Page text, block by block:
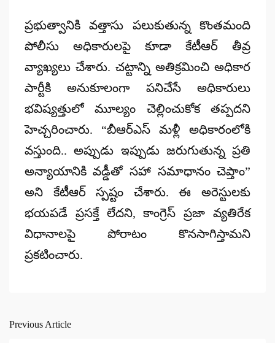
ప్రభుత్వానికి వత్తాసు పలుకుతున్న కొంతమంది
పోలీసు అధికారులపై కూడా కేటీఆర్ తీవ్ర
వ్యాఖ్యలు చేశారు. చట్టాన్ని అతిక్రమించి అధికార
పార్టీకి అనుకూలంగా పనిచేసే అధికారులు
భవిష్యత్తులో మూల్యం చెల్లించుకోక తప్పదని
హెచ్చరించారు. “బీఆర్ఎస్ మళ్లీ అధికారంలోకి
వస్తుంది.. అప్పుడు ఇప్పుడు జరుగుతున్న ప్రతి
అన్యాయానికి వడ్డీతో సహా సమాధానం చెప్తాం”
అని కేటీఆర్ స్పష్టం చేశారు. ఈ అరెస్టులకు
భయపడే ప్రసక్తే లేదని, కాంగ్రెస్ ప్రజా వ్యతిరేక
విధానాలపై పోరాటం కొనసాగిస్తామని
ప్రకటించారు.
Post
Previous Article